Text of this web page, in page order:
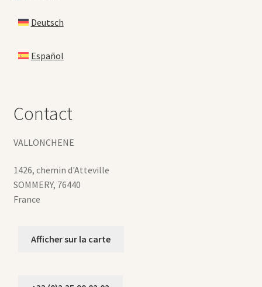
Deutsch
Español
Contact
VALLONCHENE
1426, chemin d'Atteville
SOMMERY, 76440
France
Afficher sur la carte